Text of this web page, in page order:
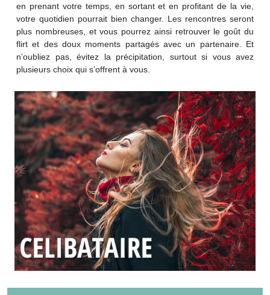
en prenant votre temps, en sortant et en profitant de la vie,
votre quotidien pourrait bien changer. Les rencontres seront
plus nombreuses, et vous pourrez ainsi retrouver le goût du
flirt et des doux moments partagés avec un partenaire. Et
n’oubliez pas, évitez la précipitation, surtout si vous avez
plusieurs choix qui s’offrent à vous.